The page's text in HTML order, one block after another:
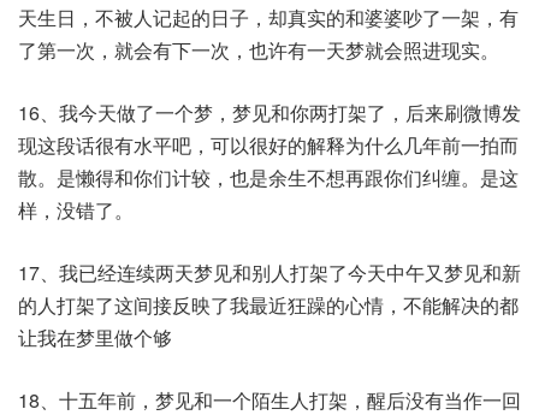
天生日，不被人记起的日子，却真实的和婆婆吵了一架，有
了第一次，就会有下一次，也许有一天梦就会照进现实。​
16、我今天做了一个梦，梦见和你两打架了，后来刷微博发
现这段话很有水平吧，可以很好的解释为什么几年前一拍而
散。是懒得和你们计较，也是余生不想再跟你们纠缠。是这
样，没错了。
17、我已经连续两天梦见和别人打架了今天中午又梦见和新
的人打架了这间接反映了我最近狂躁的心情，不能解决的都
让我在梦里做个够​
18、十五年前，梦见和一个陌生人打架，醒后没有当作一回